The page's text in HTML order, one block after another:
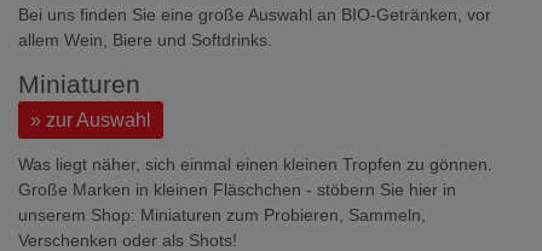
Bei uns finden Sie eine große Auswahl an BIO-Getränken, vor
allem Wein, Biere und Softdrinks.
Miniaturen
» zur Auswahl
Was liegt näher, sich einmal einen kleinen Tropfen zu gönnen.
Große Marken in kleinen Fläschchen - stöbern Sie hier in
unserem Shop: Miniaturen zum Probieren, Sammeln,
Verschenken oder als Shots!